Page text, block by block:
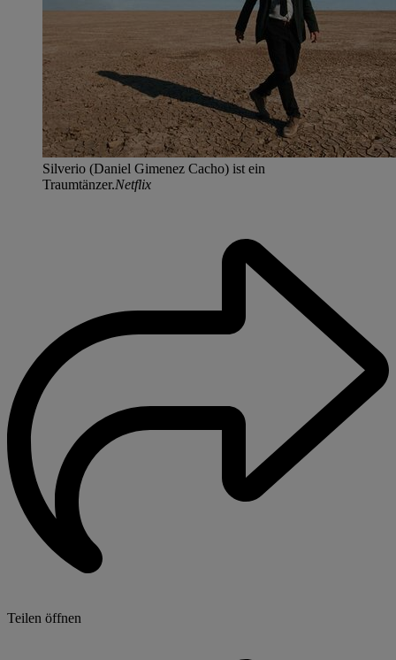
Silverio (Daniel Gimenez Cacho) ist ein
Traumtänzer.Netflix
Teilen öffnen